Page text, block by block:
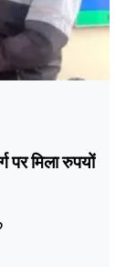
पर मिला रुपयों